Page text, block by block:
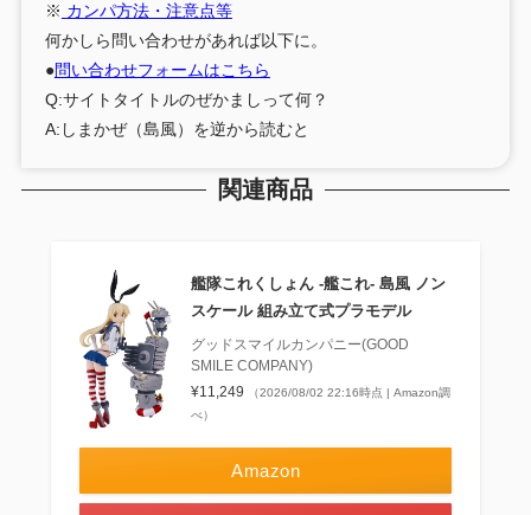
※ カンパ方法・注意点等
何かしら問い合わせがあれば以下に。
●問い合わせフォームはこちら
Q:サイトタイトルのぜかましって何？
A:しまかぜ（島風）を逆から読むと
関連商品
艦隊これくしょん ‐艦これ‐ 島風 ノン
スケール 組み立て式プラモデル
グッドスマイルカンパニー(GOOD
SMILE COMPANY)
¥11,249
（2026/08/02 22:16時点 | Amazon調
べ）
Amazon